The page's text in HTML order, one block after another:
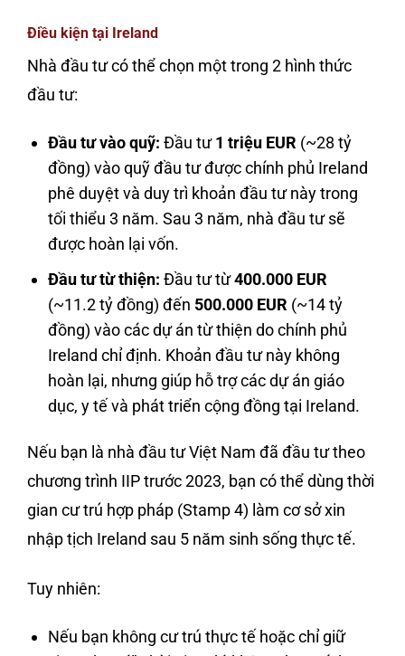
Điều kiện tại Ireland
Nhà đầu tư có thể chọn một trong 2 hình thức
đầu tư:
Đầu tư vào quỹ: Đầu tư1 triệu EUR (~28 tỷ
đồng) vào quỹ đầu tư được chính phủ Ireland
phê duyệt và duy trì khoản đầu tư này trong
tối thiểu 3 năm. Sau 3 năm, nhà đầu tư sẽ
được hoàn lại vốn.
Đầu tư từ thiện: Đầu tư từ400.000 EUR
(~11.2 tỷ đồng) đến 500.000 EUR (~14 tỷ
đồng) vào các dự án từ thiện do chính phủ
Ireland chỉ định. Khoản đầu tư này không
hoàn lại, nhưng giúp hỗ trợ các dự án giáo
dục, y tế và phát triển cộng đồng tại Ireland.
Nếu bạn là nhà đầu tư Việt Nam đã đầu tư theo
chương trình IIP trước 2023, bạn có thể dùng thời
gian cư trú hợp pháp (Stamp 4) làm cơ sở xin
nhập tịch Ireland sau 5 năm sinh sống thực tế.
Tuy nhiên:
Nếu bạn không cư trú thực tế hoặc chỉ giữ